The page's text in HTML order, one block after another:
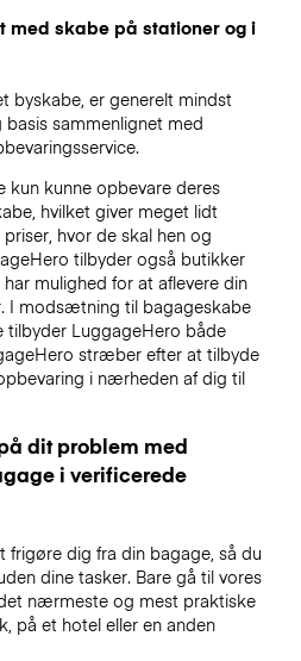
med skabe på stationer og i
byskabe, er generelt mindst
sammenlignet med
kun kunne opbevare deres
hvilket giver meget lidt
hvor de skal hen og
tilbyder også butikker
mulighed for at aflevere din
I modsætning til bagageskabe
tilbyder LuggageHero både
stræber efter at tilbyde
i nærheden af dig til
dit problem med
i verificerede
frigøre dig fra din bagage, så du
dine tasker. Bare gå til vores
nærmeste og mest praktiske
på et hotel eller en anden